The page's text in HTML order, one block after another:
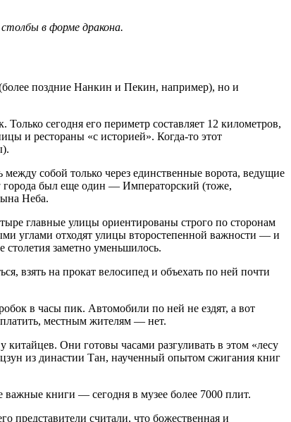
в форме дракона.
поздние Нанкин и Пекин, например), но и
сегодня его периметр составляет 12 километров,
и рестораны «с историей». Когда-то этот
собой только через единственные ворота, ведущие
города был еще один — Императорский (тоже,
Неба.
главные улицы ориентированы строго по сторонам
углами отходят улицы второстепенной важности — и
столетия заметно уменьшилось.
взять на прокат велосипед и объехать по ней почти
в часы пик. Автомобили по ней не ездят, а вот
местным жителям — нет.
Они готовы часами разгуливать в этом «лесу
из династии Тан, наученный опытом сжигания книг
книги — сегодня в музее более 7000 плит.
представители считали, что божественная и